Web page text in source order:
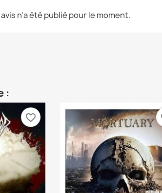
n'a été publié pour le moment.
:
favorite_border